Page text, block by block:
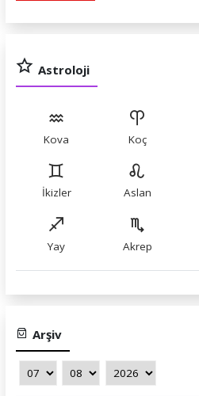
Astroloji
Kova Koç
İkizler Aslan
Yay Akrep
Arşiv